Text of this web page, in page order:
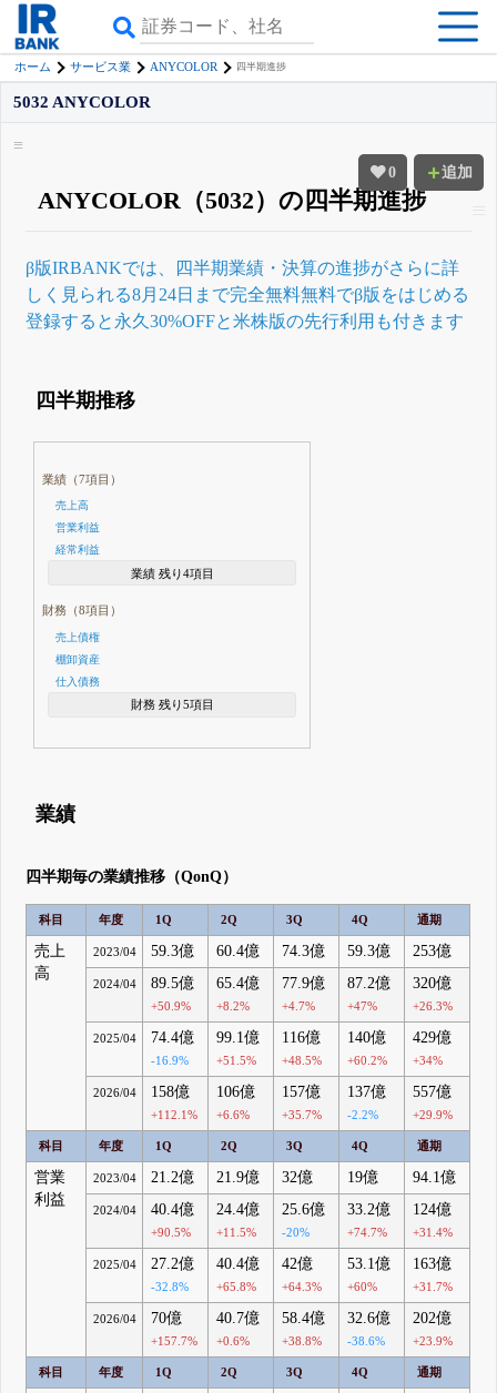
ホーム サービス業 ANYCOLOR 四半期進捗
0 追加
5032 ANYCOLOR
ANYCOLOR（5032）の四半期進捗
β版IRBANKでは、 四半期業績・決算の進捗がさらに詳
しく見られる8月24日まで完全無料無料でβ版をはじめる
登録すると永久30%OFFと米株版の先行利用も付きます
四半期推移
業績（7項目）
売上高
営業利益
経常利益
業績 残り4項目
財務（8項目）
売上債権
棚卸資産
仕入債務
財務 残り5項目
業績
四半期毎の業績推移（QonQ）
科目 年度 1Q 2Q 3Q 4Q 通期
売上
高
2023/04 59.3億 60.4億 74.3億 59.3億 253億
2024/04 89.5億
+50.9%
65.4億
+8.2%
77.9億
+4.7%
87.2億
+47%
320億
+26.3%
2025/04 74.4億
-16.9%
99.1億
+51.5%
116億
+48.5%
140億
+60.2%
429億
+34%
2026/04 158億
+112.1%
106億
+6.6%
157億
+35.7%
137億
-2.2%
557億
+29.9%
科目 年度 1Q 2Q 3Q 4Q 通期
営業
利益
2023/04 21.2億 21.9億 32億 19億 94.1億
2024/04 40.4億
+90.5%
24.4億
+11.5%
25.6億
-20%
33.2億
+74.7%
124億
+31.4%
2025/04 27.2億
-32.8%
40.4億
+65.8%
42億
+64.3%
53.1億
+60%
163億
+31.7%
2026/04 70億
+157.7%
40.7億
+0.6%
58.4億
+38.8%
32.6億
-38.6%
202億
+23.9%
科目 年度 1Q 2Q 3Q 4Q 通期